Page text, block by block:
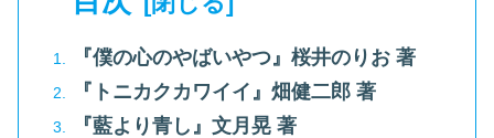
『僕の心のやばいやつ』桜井のりお 著
『トニカクカワイイ』畑健二郎 著
『藍より青し』文月晃 著